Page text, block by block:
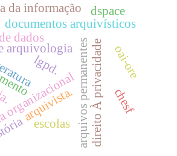
arquivologia arquivos permanentes
dados
direito À privacidade
lgpd.
documentos arquivísticos
arquivista.
da informação
escolas
chesf
dspace
oai-ore